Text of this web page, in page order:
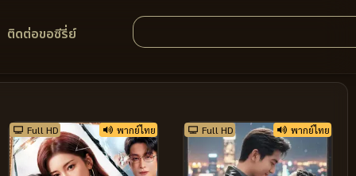
ติดต่อขอซีรี่ย์
Full HD พากย์ไทย Full HD พากย์ไทย